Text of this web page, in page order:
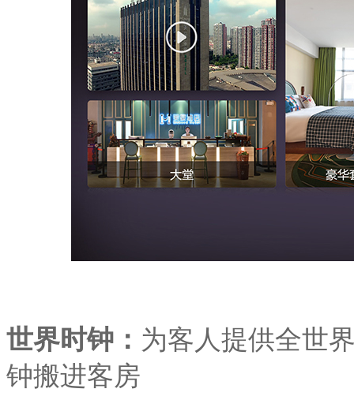
世界时钟 ： 为客人提供全世
钟搬进客房